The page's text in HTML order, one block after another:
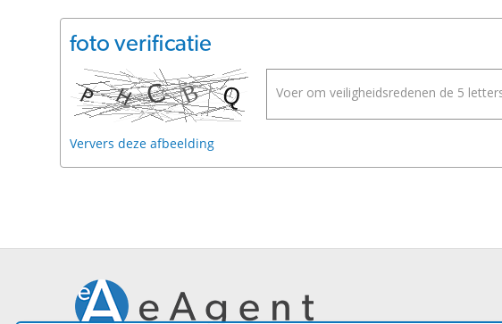
foto verificatie
Voer om veiligheidsredenen de 5